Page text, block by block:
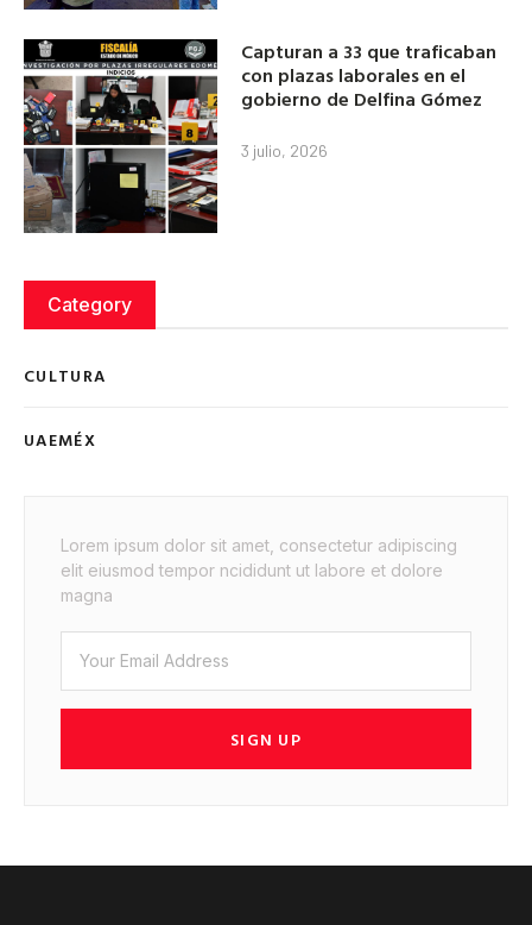
Capturan a 33 que traficaban
con plazas laborales en el
gobierno de Delfina Gómez
3 julio, 2026
Category
CULTURA
UAEMÉX
Lorem ipsum dolor sit amet, consectetur adipiscing
elit eiusmod tempor ncididunt ut labore et dolore
magna
SIGN UP